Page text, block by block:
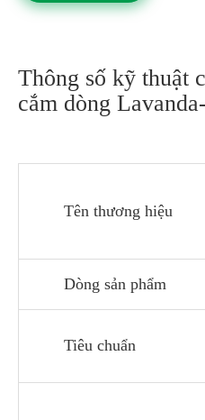
Thông số kỹ thuật
cắm dòng
Tên thương hiệu
Dòng sản phẩm
Tiêu chuẩn